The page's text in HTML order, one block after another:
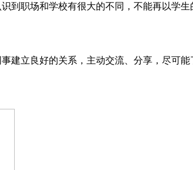
到职场和学校有很大的不同，不能再以学
建立良好的关系，主动交流、分享，尽可